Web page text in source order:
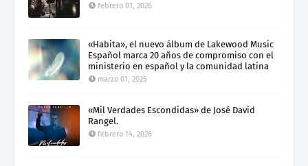
febrero 01, 2026
«Habita», el nuevo álbum de Lakewood Music
Español marca 20 años de compromiso con el
ministerio en español y la comunidad latina
marzo 01, 2025
«Mil Verdades Escondidas» de José David
Rangel.
febrero 14, 2026